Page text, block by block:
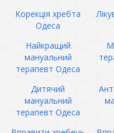
Корекція хребта
Одеса
Найкращий
мануальний
терапевт Одеса
Дитячий
мануальний
терапевт Одеса